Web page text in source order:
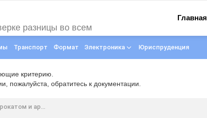
разницы во всем
Главная
Транспорт Формат Электроника Юриспруденция
критерию.
пожалуйста, обратитесь к документации.
ли отличия в договорах